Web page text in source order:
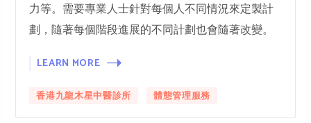
力等。需要專業人士針對每個人不同情況來定製計
劃，隨著每個階段進展的不同計劃也會隨著改變。
LEARN MORE
香港九龍木星中醫診所 體態管理服務